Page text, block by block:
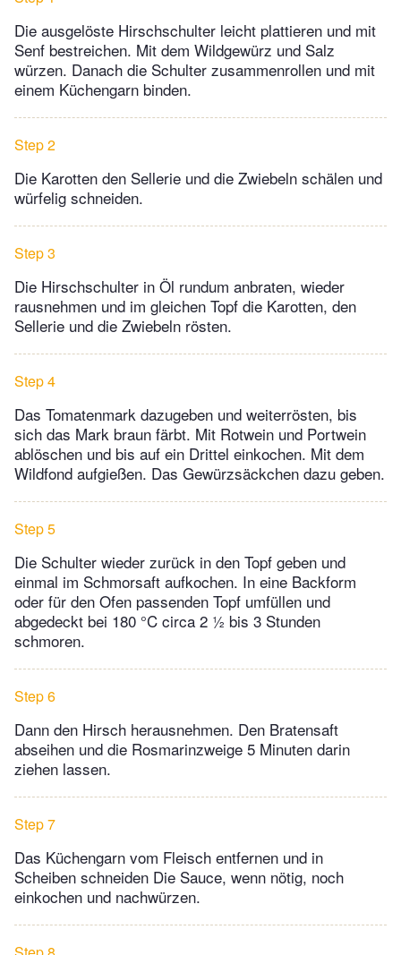
Die ausgelöste Hirschschulter leicht plattieren und mit
Senf bestreichen. Mit dem Wildgewürz und Salz
würzen. Danach die Schulter zusammenrollen und mit
einem Küchengarn binden.
Step 2
Die Karotten den Sellerie und die Zwiebeln schälen und
würfelig schneiden.
Step 3
Die Hirschschulter in Öl rundum anbraten, wieder
rausnehmen und im gleichen Topf die Karotten, den
Sellerie und die Zwiebeln rösten.
Step 4
Das Tomatenmark dazugeben und weiterrösten, bis
sich das Mark braun färbt. Mit Rotwein und Portwein
ablöschen und bis auf ein Drittel einkochen. Mit dem
Wildfond aufgießen. Das Gewürzsäckchen dazu geben.
Step 5
Die Schulter wieder zurück in den Topf geben und
einmal im Schmorsaft aufkochen. In eine Backform
oder für den Ofen passenden Topf umfüllen und
abgedeckt bei 180 °C circa 2 ½ bis 3 Stunden
schmoren.
Step 6
Dann den Hirsch herausnehmen. Den Bratensaft
abseihen und die Rosmarinzweige 5 Minuten darin
ziehen lassen.
Step 7
Das Küchengarn vom Fleisch entfernen und in
Scheiben schneiden Die Sauce, wenn nötig, noch
einkochen und nachwürzen.